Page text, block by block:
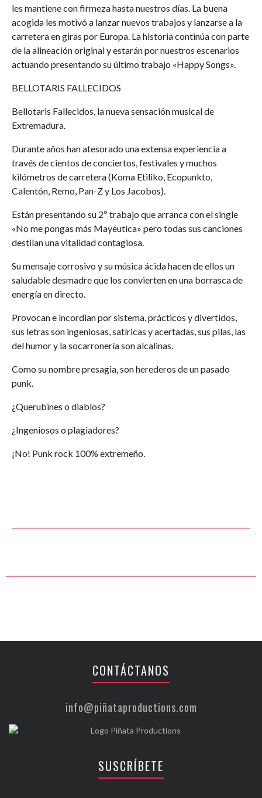
les mantiene con firmeza hasta nuestros días. La buena
acogida les motivó a lanzar nuevos trabajos y lanzarse a la
carretera en giras por Europa. La historia continúa con parte
de la alineación original y estarán por nuestros escenarios
actuando presentando su último trabajo «Happy Songs».
BELLOTARIS FALLECIDOS
Bellotaris Fallecidos, la nueva sensación musical de
Extremadura.
Durante años han atesorado una extensa experiencia a
través de cientos de conciertos, festivales y muchos
kilómetros de carretera (Koma Etiliko, Ecopunkto,
Calentón, Remo, Pan-Z y Los Jacobos).
Están presentando su 2º trabajo que arranca con el single
«No me pongas más Mayéutica» pero todas sus canciones
destilan una vitalidad contagiosa.
Su mensaje corrosivo y su música ácida hacen de ellos un
saludable desmadre que los convierten en una borrasca de
energía en directo.
Provocan e incordian por sistema, prácticos y divertidos,
sus letras son ingeniosas, satíricas y acertadas, sus pilas, las
del humor y la socarronería son alcalinas.
Como su nombre presagia, son herederos de un pasado
punk.
¿Querubines o diablos?
¿Ingeniosos o plagiadores?
¡No! Punk rock 100% extremeño.
CONTÁCTANOS
info@piñataproductions.com
SUSCRÍBETE